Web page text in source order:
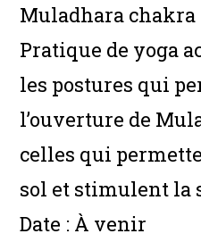
Muladhara chakra
Pratique de yoga
les postures qui
l’ouverture de
celles qui
sol et stimulent la
Date : À venir